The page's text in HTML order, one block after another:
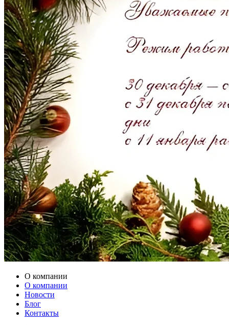
О компании
О компании
Новости
Блог
Контакты